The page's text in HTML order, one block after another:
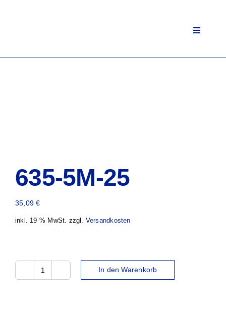
Toggle
635-5M-25
35,09€
inkl. 19 % MwSt. zzgl. Versandkosten
635-
In den Warenkorb